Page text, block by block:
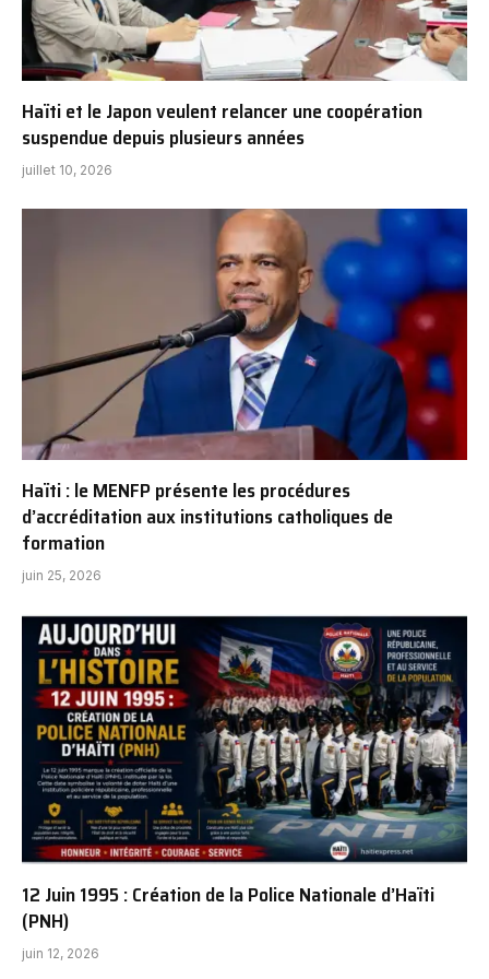
Haïti et le Japon veulent relancer une coopération
suspendue depuis plusieurs années
juillet 10, 2026
Haïti : le MENFP présente les procédures
d’accréditation aux institutions catholiques de
formation
juin 25, 2026
12 Juin 1995 : Création de la Police Nationale d’Haïti
(PNH)
juin 12, 2026